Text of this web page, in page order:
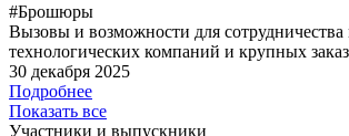
#Брошюры
Вызовы и возможности для
технологических компаний и крупных
30 декабря 2025
Подробнее
Показать все
Участники и выпускники